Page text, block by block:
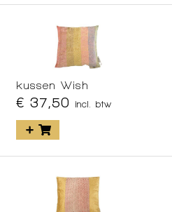
kussen Wish
€ 37,50 incl. btw